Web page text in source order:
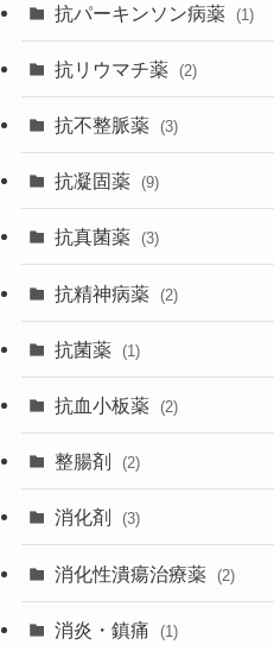
抗パーキンソン病薬 (1)
抗リウマチ薬 (2)
抗不整脈薬 (3)
抗凝固薬 (9)
抗真菌薬 (3)
抗精神病薬 (2)
抗菌薬 (1)
抗血小板薬 (2)
整腸剤 (2)
消化剤 (3)
消化性潰瘍治療薬 (2)
消炎・鎮痛 (1)